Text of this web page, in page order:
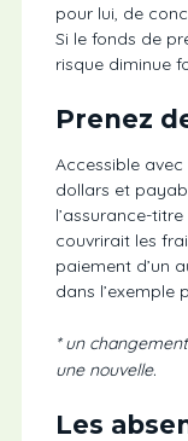
pour lui, de
Si le fonds de
risque diminue
Prenez
Accessible
dollars et
l’assurance-
couvrirait les
paiement d’un
dans l’exemple
* un
une nouvelle.
Les